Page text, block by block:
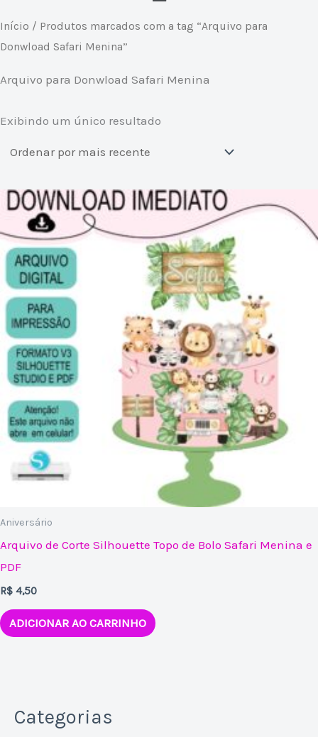
Início / Produtos marcados com a tag “Arquivo para
Donwload Safari Menina”
Arquivo para Donwload Safari Menina
Exibindo um único resultado
Aniversário
Arquivo de Corte Silhouette Topo de Bolo Safari Menina e
PDF
R$ 4,50
ADICIONAR AO CARRINHO
Categorias